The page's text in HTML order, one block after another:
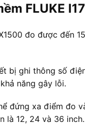
FLUKE
đo được
bị ghi thông số
năng gây lỗi.
đứng xa điểm đo
là 12, 24 và 36 inch.